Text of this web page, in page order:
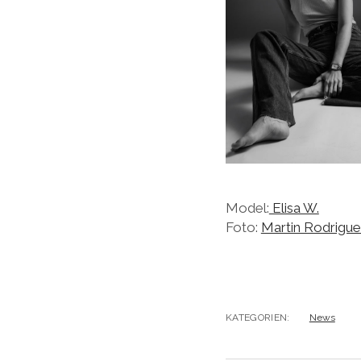
Model: Elisa W.
Foto: Martin
KATEGORIEN: News